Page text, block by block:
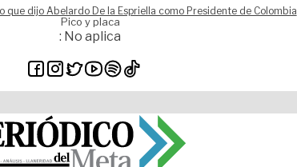
dijo Abelardo De la Espriella como Presidente de Colombia
Pico y placa
: No aplica